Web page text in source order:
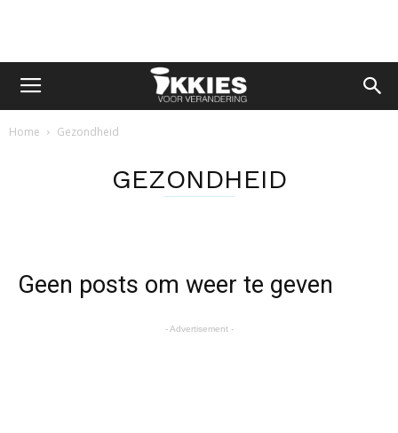
Home Gezondheid
GEZONDHEID
Geen posts om weer te geven
- Advertisement -